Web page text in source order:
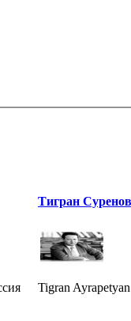
Тигран
Tigran